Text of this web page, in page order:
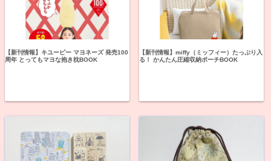
【新刊情報】キユーピー マヨネーズ 発売100
周年 とってもマヨな抱き枕BOOK
【新刊情報】miffy（ミッフィー）たっぷり入
る！ かんたん圧縮収納ポーチBOOK